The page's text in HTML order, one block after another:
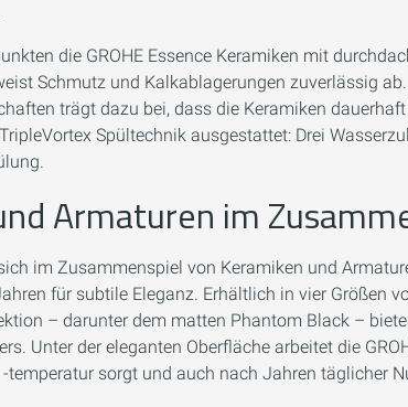
die GROHE Essence Keramiken mit
Schmutz und Kalkablagerungen zuverlässig ab.
trägt dazu bei, dass die Keramiken
Spültechnik ausgestattet: Drei
Armaturen im
im Zusammenspiel von Keramiken und
für subtile Eleganz. Erhältlich in vier Größen
– darunter dem matten Phantom Black –
Unter der eleganten Oberfläche arbeitet die
temperatur sorgt und auch nach Jahren täglicher